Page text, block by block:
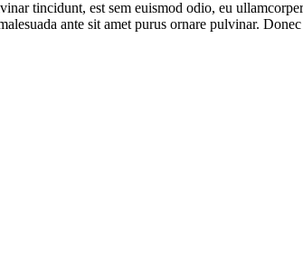
tincidunt, est sem euismod odio, eu
ante sit amet purus ornare pulvinar.